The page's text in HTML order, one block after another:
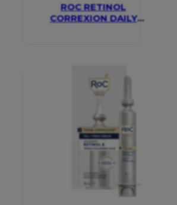
ROC RETINOL
CORREXION DAILY